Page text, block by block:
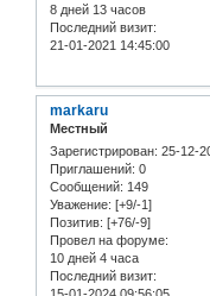
8 дней 13 часов
Последний визит:
21-01-2021 14:45:00
markaru
Местный
Зарегистрирован: 25-12-
Приглашений: 0
Сообщений: 149
Уважение: [+9/-1]
Позитив: [+76/-9]
Провел на форуме:
10 дней 4 часа
Последний визит: